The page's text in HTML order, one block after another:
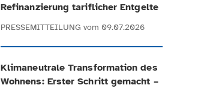
Refinanzierung tariflicher Entgelte
PRESSEMITTEILUNG vom 09.07.2026
Klimaneutrale Transformation des
Wohnens: Erster Schritt gemacht –